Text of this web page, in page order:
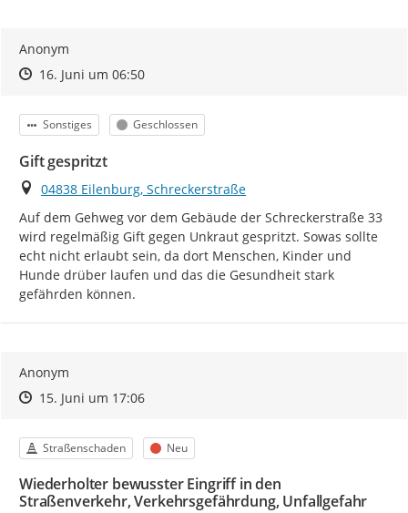
Anonym
Zeitpunkt des Erstellens
Zeitpunkt des Erstellens
16. Juni um 06:50Zur Äußerung
Kategorie
Sonstiges Status
Geschlossen
Gift gespritzt
Ort
04838 Eilenburg, Schreckerstraße
Auf dem Gehweg vor dem Gebäude der Schreckerstraße 33
wird regelmäßig Gift gegen Unkraut gespritzt. Sowas sollte
echt nicht erlaubt sein, da dort Menschen, Kinder und
Hunde drüber laufen und das die Gesundheit stark
gefährden können.
Anonym
Zeitpunkt des Erstellens
Zeitpunkt des Erstellens
15. Juni um 17:06Zur Äußerung
Kategorie
Straßenschaden Status
Neu
Wiederholter bewusster Eingriff in den
Straßenverkehr, Verkehrsgefährdung, Unfallgefahr